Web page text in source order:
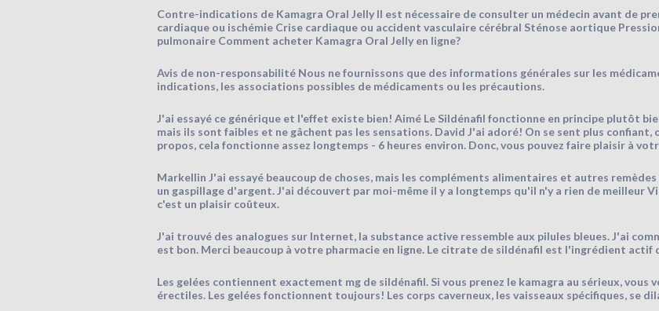
Contre-indications de Kamagra Oral Jelly Il est nécessaire de consulter un médecin avant de
cardiaque ou ischémie Crise cardiaque ou accident vasculaire cérébral Sténose aortique
pulmonaire Comment acheter Kamagra Oral Jelly en ligne?
Avis de non-responsabilité Nous ne fournissons que des informations générales sur les
indications, les associations possibles de médicaments ou les précautions.
J'ai essayé ce générique et l'effet existe bien! Aimé Le Sildénafil fonctionne en principe plutôt
mais ils sont faibles et ne gâchent pas les sensations. David J'ai adoré! On se sent plus
propos, cela fonctionne assez longtemps - 6 heures environ. Donc, vous pouvez faire plaisir à
Markellin J'ai essayé beaucoup de choses, mais les compléments alimentaires et autres
un gaspillage d'argent. J'ai découvert par moi-même il y a longtemps qu'il n'y a rien de meilleur
c'est un plaisir coûteux.
J'ai trouvé des analogues sur Internet, la substance active ressemble aux pilules bleues. J'ai
est bon. Merci beaucoup à votre pharmacie en ligne. Le citrate de sildénafil est l'ingrédient actif
Les gelées contiennent exactement mg de sildénafil. Si vous prenez le kamagra au sérieux,
érectiles. Les gelées fonctionnent toujours! Les corps caverneux, les vaisseaux spécifiques, se